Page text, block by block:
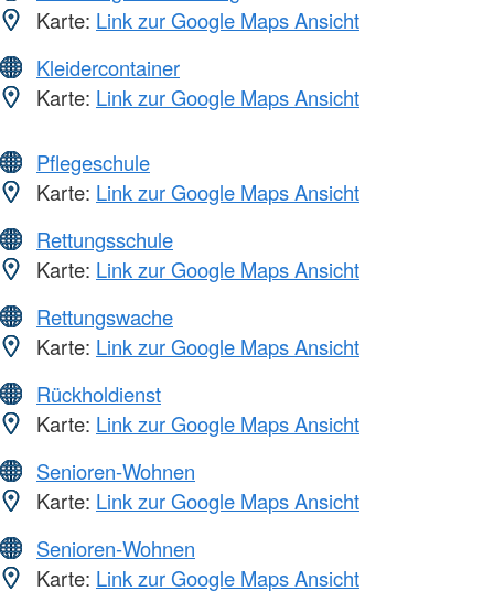
Karte: Link zur Google Maps Ansicht
Kleidercontainer
Karte: Link zur Google Maps Ansicht
Pflegeschule
Karte: Link zur Google Maps Ansicht
Rettungsschule
Karte: Link zur Google Maps Ansicht
Rettungswache
Karte: Link zur Google Maps Ansicht
Rückholdienst
Karte: Link zur Google Maps Ansicht
Senioren-Wohnen
Karte: Link zur Google Maps Ansicht
Senioren-Wohnen
Karte: Link zur Google Maps Ansicht